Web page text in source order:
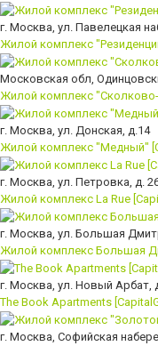
г. Москва, ул. Павелецкая
Жилой комплекс
Московская обл,
Жилой комплекс
г. Москва, ул. Донская, д.14
Жилой комплекс "Медный"
г. Москва, ул. Петровка, д.
Жилой комплекс La Rue
г. Москва, ул. Большая
Жилой комплекс Большая
г. Москва, ул. Новый Арбат,
The Book Apartments
г. Москва, Софийская